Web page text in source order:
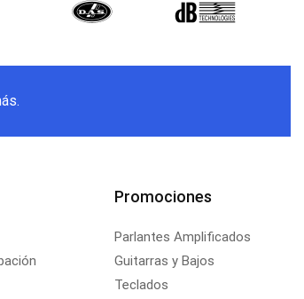
Promociones
Parlantes Amplificados
Guitarras y Bajos
Teclados